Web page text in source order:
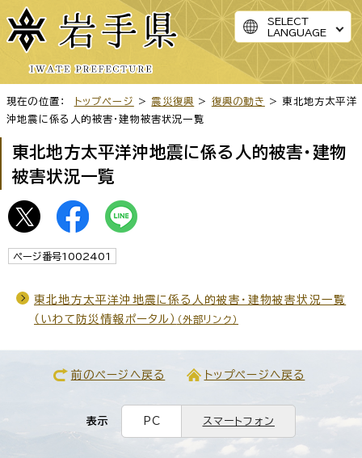
SELECT
LANGUAGE
現在の位置： トップページ > 震災復興 > 復興の動き
> 東北地方太平洋
沖地震に係る人的被害・建物被害状況一覧
東北地方太平洋沖地震に係る人的被害・建物
被害状況一覧
ページ番号1002401
東北地方太平洋沖地震に係る人的被害・建物被害状況一覧
（いわて防災情報ポータル） （外部リンク）
前のページへ戻る トップページへ戻る
表示 PC スマートフォン